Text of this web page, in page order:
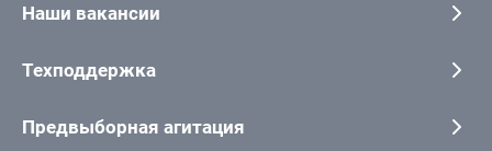
Наши вакансии
Техподдержка
Предвыборная агитация